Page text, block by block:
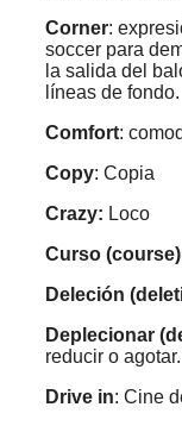
Corner:
soccer para
la salida del
líneas de fondo.
Comfort:
Copy: Copia
Crazy: Loco
Curso
Deleción
Deplecionar
reducir o agotar.
Drive in: Cine